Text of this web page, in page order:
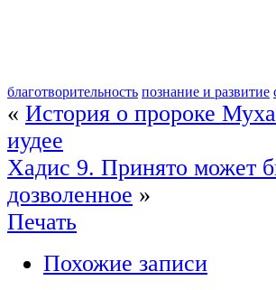
благотворительность познание и развитие
« История о пророке
иудее
Хадис 9. Принято может
дозволенное »
Печать
Похожие записи